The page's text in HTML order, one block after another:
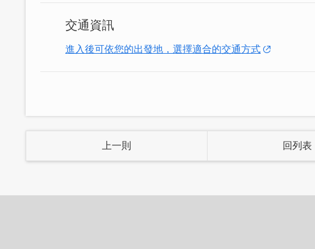
交通資訊
進入後可依您的出發地，選擇適合的交通方式
上一則 回列表